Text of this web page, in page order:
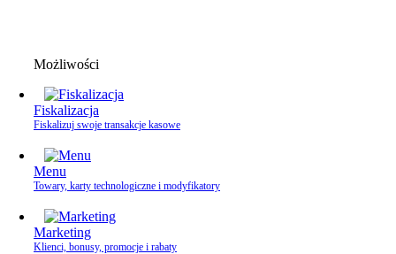
Możliwości
Fiskalizacja
Fiskalizuj swoje transakcje kasowe
Menu
Towary, karty technologiczne i modyfikatory
Marketing
Klienci, bonusy, promocje i rabaty